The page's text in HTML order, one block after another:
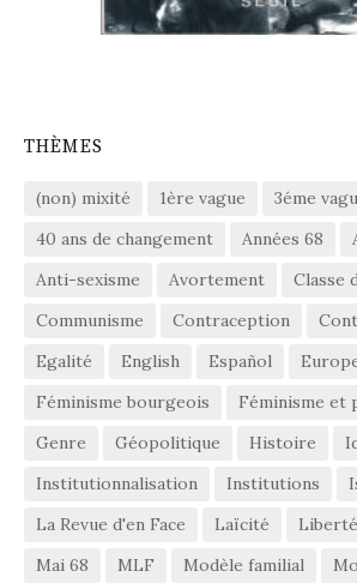
THÈMES
(non) mixité 1ère vague
3éme
40 ans de changement
Années 68
Anti-sexisme
Avortement
Classe
Communisme
Contraception
Egalité
English Español
Féminisme bourgeois
Féminisme et
Genre
Géopolitique Histoire
Institutionnalisation
Institutions
La Revue d'en Face
Laïcité Liberté
Mai 68
MLF Modèle familial